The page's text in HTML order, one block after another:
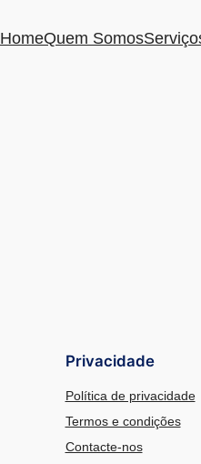
HomeQuem Somos
Privacidade
Política de privacidade
Termos e condições
Contacte-nos